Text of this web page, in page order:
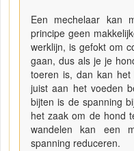
Een mechelaar kan
principe geen
werklijn, is gefokt om
gaan, dus als je je
toeren is, dan kan
juist aan het voeden
bijten is de spanning
het zaak om de hond
wandelen kan een
spanning reduceren.